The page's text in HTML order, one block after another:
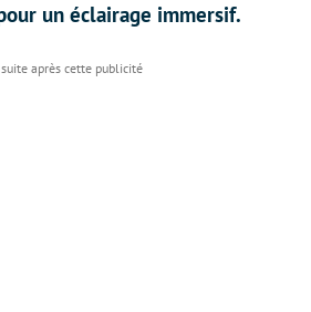
un éclairage immersif.